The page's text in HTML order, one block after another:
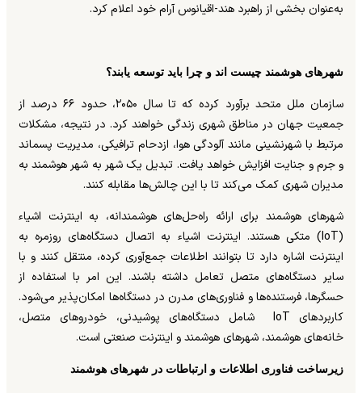
به‌عنوان بخشی از راهبرد هند-اقیانوس آرام خود اعلام کرد.
شهرهای هوشمند چیست اند و چرا باید توسعه یابند؟
سازمان ملل متحد برآورد کرده که تا سال ۲۰۵۰، حدود ۶۶ درصد از
جمعیت جهان در مناطق شهری زندگی خواهند کرد. در نتیجه، مشکلات
مرتبط با شهرنشینی مانند آلودگی هوا، ازدحام ترافیکی، مدیریت پسماند
و جرم و جنایت افزایش خواهد یافت. تبدیل یک شهر به شهر هوشمند به
مدیران شهری کمک می‌کند تا با این چالش‌ها مقابله کنند.
شهرهای هوشمند برای ارائه راه‌حل‌های هوشمندانه، به اینترنت اشیاء
(IoT) متکی هستند. اینترنت اشیاء به اتصال دستگاه‌های روزمره به
اینترنت اشاره دارد تا بتوانند اطلاعات جمع‌آوری کرده، منتقل کنند و با
سایر دستگاه‌های متصل تعامل داشته باشند. این امر با استفاده از
حسگرها، فرستنده‌ها و فناوری‌های مدرن در دستگاه‌ها امکان‌پذیر می‌شود.
کاربردهای IoT شامل دستگاه‌های پوشیدنی، خودروهای متصل،
خانه‌های هوشمند، شهرهای هوشمند و اینترنت صنعتی است.
زیرساخت فناوری اطلاعات و ارتباطات در شهرهای هوشمند